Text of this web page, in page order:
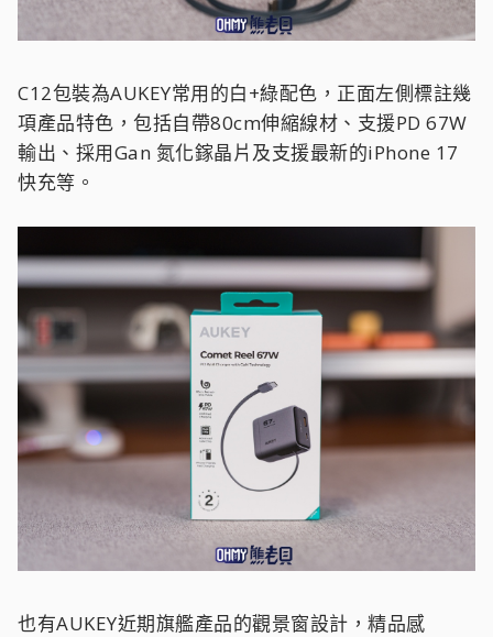
C12包裝為AUKEY常用的白+綠配色，正面左側標註幾
項產品特色，包括自帶80cm伸縮線材、支援PD 67W
輸出、採用Gan 氮化鎵晶片及支援最新的iPhone 17
快充等。
也有AUKEY近期旗艦產品的觀景窗設計，精品感